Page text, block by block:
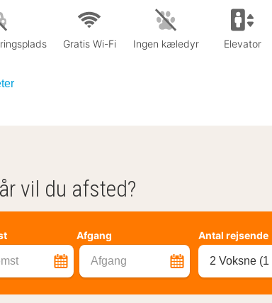
Gratis Wi-Fi Ingen kæledyr Elevator
vil du afsted?
Afgang
Afgang
Antal rejsende
2 Voksne